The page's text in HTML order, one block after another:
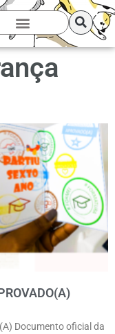
Documento oficial da